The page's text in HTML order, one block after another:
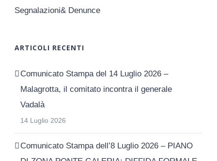
Segnalazioni& Denunce
ARTICOLI RECENTI
Comunicato Stampa del 14 Luglio 2026 –
Malagrotta, il comitato incontra il generale
Vadalà
14 Luglio 2026
Comunicato Stampa dell’8 Luglio 2026 – PIANO